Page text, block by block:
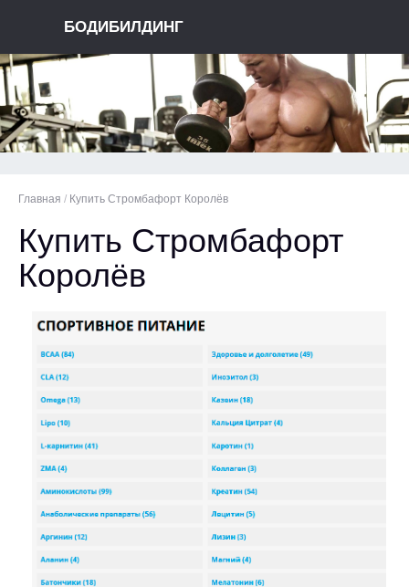
БОДИБИЛДИНГ
Главная / Купить Стромбафорт Королёв
Купить Стромбафорт
Королёв